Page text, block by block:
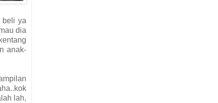
beli ya
dia
anak-
lah,